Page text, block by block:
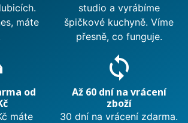
máte
studio a vyrábíme
špičkové kuchyně. Víme
přesně, co funguje.
od
máte
sync
Až 60 dní na vrácení
zboží
30 dní na vrácení zdarma.